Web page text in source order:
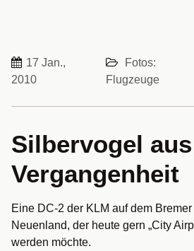
17 Jan.,
2010
Fotos:
Flugzeuge
Silbervogel
Vergangenheit
Eine DC-2 der KLM auf dem
Neuenland, der heute gern „City
werden möchte.